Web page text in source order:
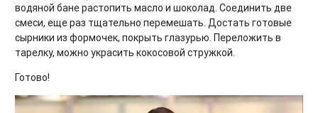
водяной бане растопить масло и шоколад. Соединить две
смеси, еще раз тщательно перемешать. Достать готовые
сырники из формочек, покрыть глазурью. Переложить в
тарелку, можно украсить кокосовой стружкой.
Готово!